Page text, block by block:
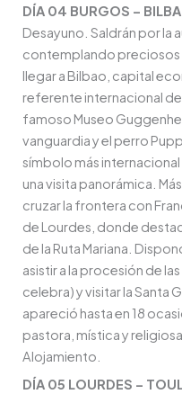
DÍA 04 BURGOS –
Desayuno. Saldrán por la
contemplando
llegar a Bilbao, capital
referente internacional
famoso Museo
vanguardia y el perro
símbolo más
una visita panorámica.
cruzar la frontera con
de Lourdes, donde
de la Ruta Mariana.
asistir a la procesión de
celebra) y visitar la Santa
apareció hasta en 18
pastora, mística y
Alojamiento.
DÍA 05 LOURDES –